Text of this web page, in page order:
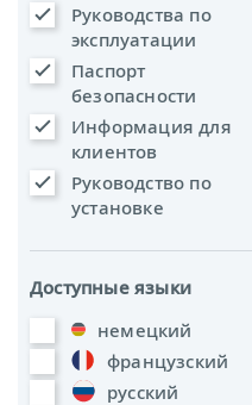
Руководства по
эксплуатации
Паспорт
безопасности
Информация для
клиентов
Руководство по
установке
Доступные языки
немецкий
французский
русский